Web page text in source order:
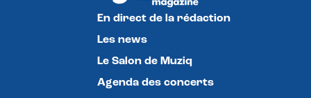
En direct de la rédaction
Les news
Le Salon de Muziq
Agenda des concerts